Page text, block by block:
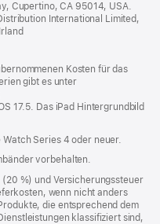
neues
Fenster)
Cupertino, CA 95014, USA.
International Limited,
Kosten für das
gibt es unter
ein17.5. Das iPad Hintergrundbild
Watch Series 4 oder neuer.
vorbehalten.
%) und Versicherungssteuer
wenn nicht anders
die entsprechend dem
klassifiziert sind,